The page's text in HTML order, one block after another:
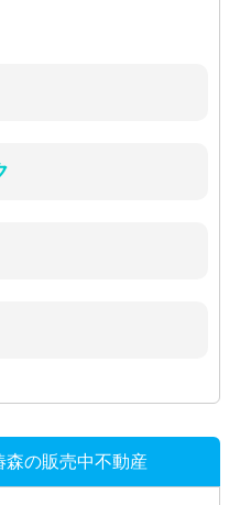
森の販売中不動産